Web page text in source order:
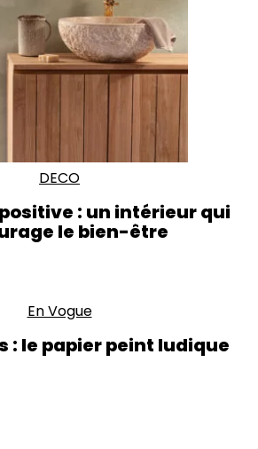
DECO
: un intérieur qui
le bien-être
En Vogue
: le papier peint ludique